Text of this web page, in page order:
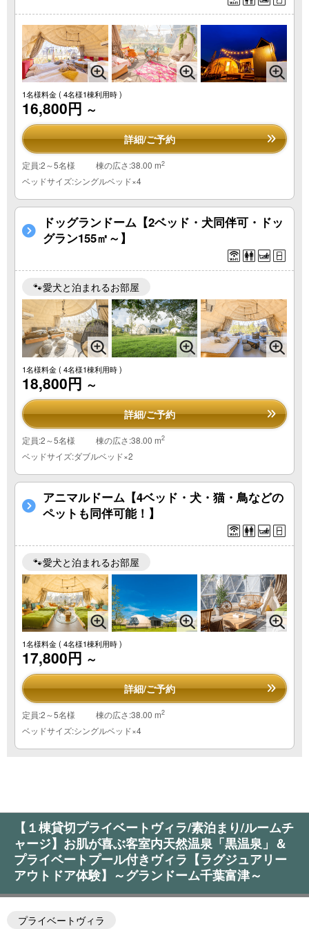
1名様料金( 4名様1棟利用時 )
16,800円 ～
詳細/ご予約
定員:2～5名様 棟の広さ:38.00 m2
ベッドサイズ:シングルベッド×4
ドッグランドーム【2ベッド・犬同伴可・ドッ
グラン155㎡～】
🐾愛犬と泊まれるお部屋
1名様料金( 4名様1棟利用時 )
18,800円 ～
詳細/ご予約
定員:2～5名様 棟の広さ:38.00 m2
ベッドサイズ:ダブルベッド×2
アニマルドーム【4ベッド・犬・猫・鳥などの
ペットも同伴可能！】
🐾愛犬と泊まれるお部屋
1名様料金( 4名様1棟利用時 )
17,800円 ～
詳細/ご予約
定員:2～5名様 棟の広さ:38.00 m2
ベッドサイズ:シングルベッド×4
【１棟貸切プライベートヴィラ/素泊まり/ルームチ
ャージ】お肌が喜ぶ客室内天然温泉「黒温泉」＆
プライベートプール付きヴィラ【ラグジュアリー
アウトドア体験】～グランドーム千葉富津～
プライベートヴィラ